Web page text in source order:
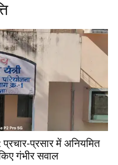
प्रसार में अनियमित
गंभीर सवाल